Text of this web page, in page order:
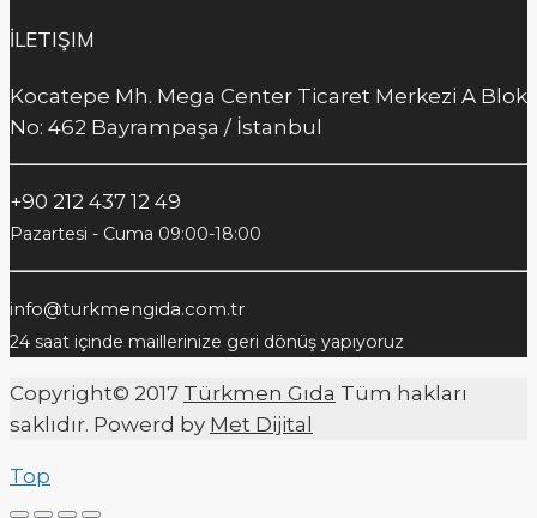
İLETIŞIM
Kocatepe Mh. Mega Center Ticaret Merkezi A Blok
No: 462 Bayrampaşa / İstanbul
+90 212 437 12 49
Pazartesi - Cuma 09:00-18:00
info@turkmengida.com.tr
24 saat içinde maillerinize geri dönüş yapıyoruz
Copyright© 2017 Türkmen Gıda Tüm hakları
saklıdır. Powerd by Met Dijital
Top